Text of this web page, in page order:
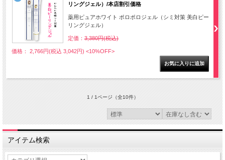
リングジェル）/本店割引価格
薬用ピュアホワイト ポロポロジェル（シミ対策 美白ピー
リングジェル）
定価： 3,380円(税込)
価格： 2,766円(税込 3,042円) <10%OFF>
1 / 1ページ（全10件）
アイテム検索